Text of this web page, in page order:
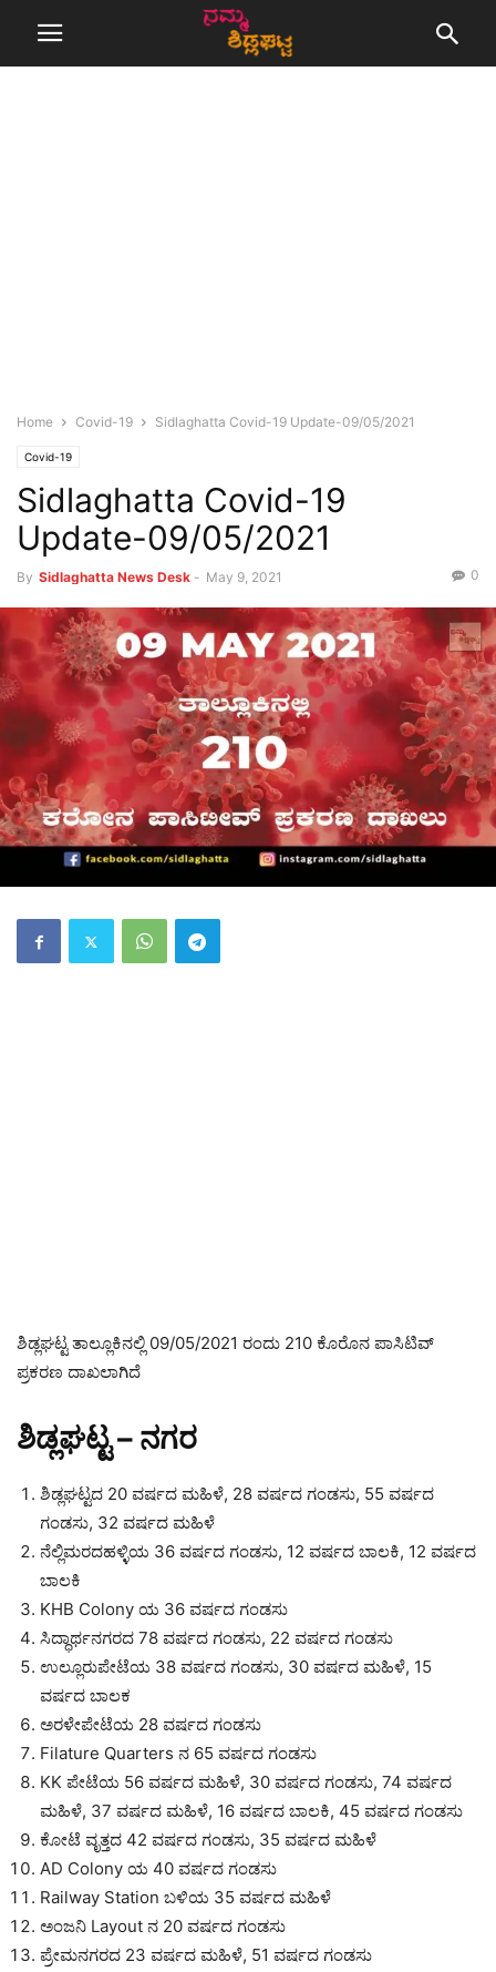
Home Covid-19 Sidlaghatta Covid-19 Update-09/05/2021
Covid-19
Sidlaghatta Covid-19
Update-09/05/2021
By Sidlaghatta News Desk - May 9, 2021 0
ಶಿಡ್ಲಘಟ್ಟ ತಾಲ್ಲೂಕಿನಲ್ಲಿ 09/05/2021 ರಂದು 210 ಕೊರೊನ ಪಾಸಿಟಿವ್
ಪ್ರಕರಣ ದಾಖಲಾಗಿದೆ
ಶಿಡ್ಲಘಟ್ಟ – ನಗರ
ಶಿಡ್ಲಘಟ್ಟದ 20 ವರ್ಷದ ಮಹಿಳೆ, 28 ವರ್ಷದ ಗಂಡಸು, 55 ವರ್ಷದ
ಗಂಡಸು, 32 ವರ್ಷದ ಮಹಿಳೆ
ನೆಲ್ಲಿಮರದಹಳ್ಳಿಯ 36 ವರ್ಷದ ಗಂಡಸು, 12 ವರ್ಷದ ಬಾಲಕಿ, 12 ವರ್ಷದ
ಬಾಲಕಿ
KHB Colony ಯ 36 ವರ್ಷದ ಗಂಡಸು
ಸಿದ್ಧಾರ್ಥನಗರದ 78 ವರ್ಷದ ಗಂಡಸು, 22 ವರ್ಷದ ಗಂಡಸು
ಉಲ್ಲೂರುಪೇಟೆಯ 38 ವರ್ಷದ ಗಂಡಸು, 30 ವರ್ಷದ ಮಹಿಳೆ, 15
ವರ್ಷದ ಬಾಲಕ
ಅರಳೇಪೇಟೆಯ 28 ವರ್ಷದ ಗಂಡಸು
Filature Quarters ನ 65 ವರ್ಷದ ಗಂಡಸು
KK ಪೇಟೆಯ 56 ವರ್ಷದ ಮಹಿಳೆ, 30 ವರ್ಷದ ಗಂಡಸು, 74 ವರ್ಷದ
ಮಹಿಳೆ, 37 ವರ್ಷದ ಮಹಿಳೆ, 16 ವರ್ಷದ ಬಾಲಕಿ, 45 ವರ್ಷದ ಗಂಡಸು
ಕೋಟೆ ವೃತ್ತದ 42 ವರ್ಷದ ಗಂಡಸು, 35 ವರ್ಷದ ಮಹಿಳೆ
AD Colony ಯ 40 ವರ್ಷದ ಗಂಡಸು
Railway Station ಬಳಿಯ 35 ವರ್ಷದ ಮಹಿಳೆ
ಅಂಜನಿ Layout ನ 20 ವರ್ಷದ ಗಂಡಸು
ಪ್ರೇಮನಗರದ 23 ವರ್ಷದ ಮಹಿಳೆ, 51 ವರ್ಷದ ಗಂಡಸು